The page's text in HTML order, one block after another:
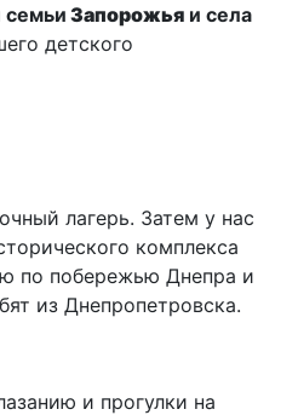
семьи Запорожья и села
детского
лагерь. Затем у нас
комплекса
по побережью Днепра и
из Днепропетровска.
и прогулки на